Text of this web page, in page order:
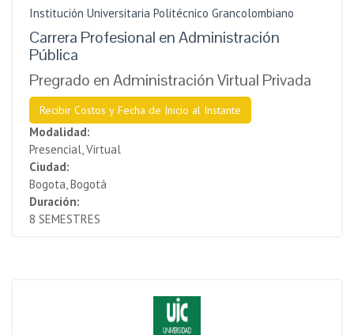
Institución Universitaria Politécnico Grancolombiano
Carrera Profesional en Administración
Pública
Pregrado en Administración Virtual Privada
Recibir Costos y Fecha de Inicio al Instante
Modalidad:
Presencial, Virtual
Ciudad:
Bogota, Bogotá
Duración:
8 SEMESTRES